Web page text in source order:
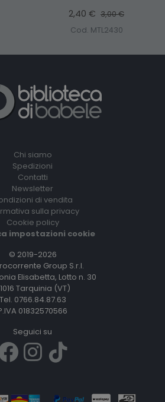
2,40 € 3,00 €
Cod. MTL2430
Chi siamo
Spedizioni
Contatti
Newsletter
di vendita
sulla privacy
Cookie policy
impostazioni cookie
© 2019-2026
Group S.r.l.
Elisabetta, Lotto n. 30
Tarquinia (VT)
Tel. 0766.84.87.63
01832570566
Seguici su